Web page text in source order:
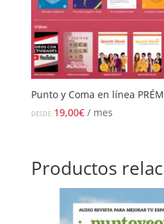
Punto y Coma en línea
DESDE: 19,00€ / mes
Productos